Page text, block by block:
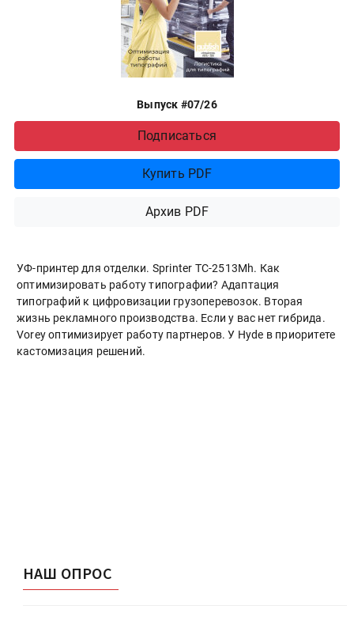
Выпуск #07/26
Подписаться
Купить PDF
Архив PDF
УФ-принтер для отделки. Sprinter ТС-2513Mh. Как
оптимизировать работу типографии? Адаптация
типографий к цифровизации грузоперевозок. Вторая
жизнь рекламного производства. Если у вас нет гибрида.
Vorey оптимизирует работу партнеров. У Hyde в приоритете
кастомизация решений.
НАШ ОПРОС